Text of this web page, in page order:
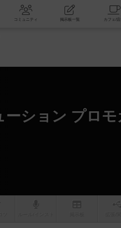
ードゲーム会 コミュニティ 掲示板一覧
ション プロモ